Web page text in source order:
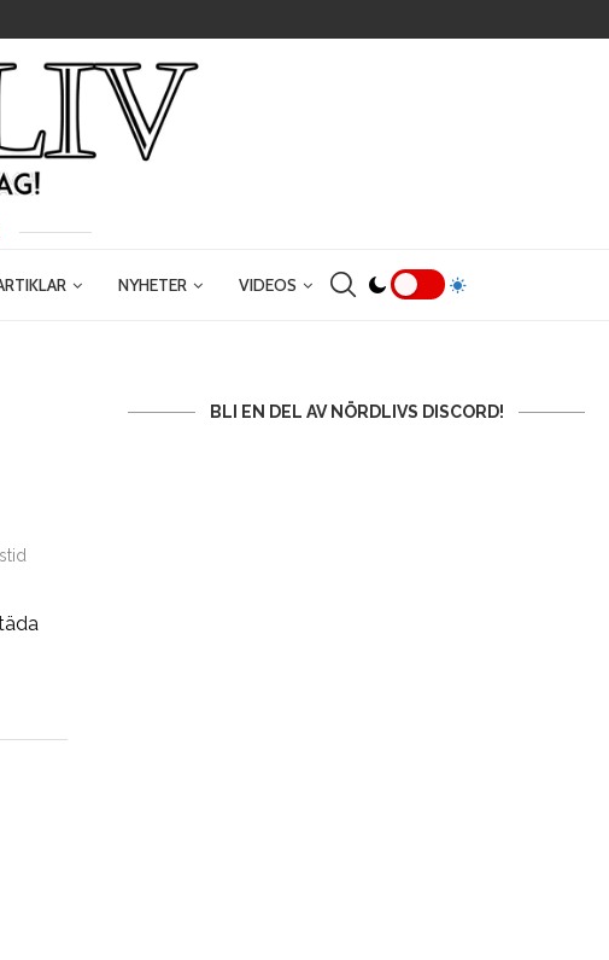
NYHETER VIDEOS
BLI EN DEL AV NÖRDLIVS DISCORD!